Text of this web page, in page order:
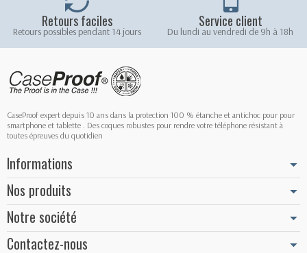
Retours faciles
Retours possibles pendant 14 jours
Service client
Du lundi au vendredi de 9h à 18h
CaseProof expert depuis 10 ans dans la protection 100 % étanche et antichoc pour pour
smartphone et tablette . Des coques robustes pour rendre votre téléphone résistant à
toutes épreuves du quotidien
Informations
Nos produits
Notre société
Contactez-nous